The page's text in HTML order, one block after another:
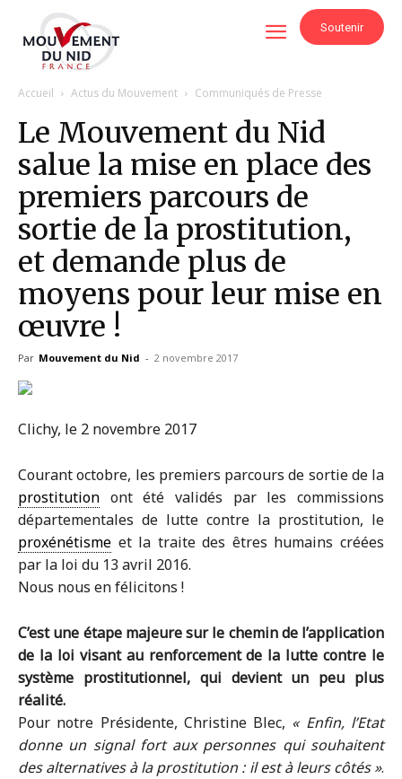
Soutenir
Accueil Actus du Mouvement Communiqués de Presse
Le Mouvement du Nid
salue la mise en place des
premiers parcours de
sortie de la prostitution,
et demande plus de
moyens pour leur mise en
œuvre !
Par Mouvement du Nid - 2 novembre 2017
Clichy, le 2 novembre 2017
Courant octobre, les premiers parcours de sortie de la
prostitution ont été validés par les commissions
départementales de lutte contre la prostitution, le
proxénétisme et la traite des êtres humains créées
par la loi du 13 avril 2016.
Nous nous en félicitons !
C’est une étape majeure sur le chemin de l’application
de la loi visant au renforcement de la lutte contre le
système prostitutionnel, qui devient un peu plus
réalité.
Pour notre Présidente, Christine Blec, « Enfin, l’Etat
donne un signal fort aux personnes qui souhaitent
des alternatives à la prostitution : il est à leurs côtés ».